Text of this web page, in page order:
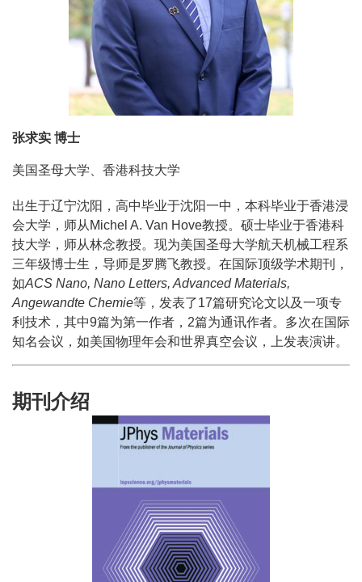
张求实 博士
美国圣母大学、香港科技大学
出生于辽宁沈阳，高中毕业于沈阳一中，本科毕业于香港浸
会大学，师从Michel A. Van Hove教授。硕士毕业于香港科
技大学，师从林念教授。现为美国圣母大学航天机械工程系
三年级博士生，导师是罗腾飞教授。在国际顶级学术期刊，
如ACS Nano, Nano Letters, Advanced Materials,
Angewandte Chemie等，发表了17篇研究论文以及一项专
利技术，其中9篇为第一作者，2篇为通讯作者。多次在国际
知名会议，如美国物理年会和世界真空会议，上发表演讲。
期刊介绍